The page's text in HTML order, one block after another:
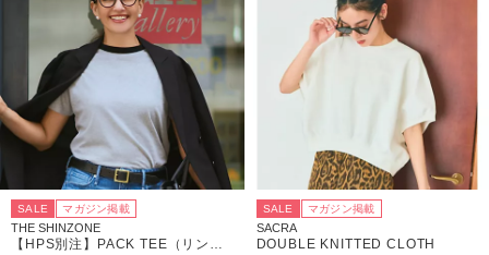
SALE マガジン掲載
THE SHINZONE
【HPS別注】PACK TEE（リンガー）
SALE マガジン掲載
SACRA
DOUBLE KNITTED CLOTH